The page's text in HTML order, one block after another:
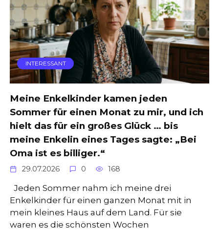
INTERESSANT
Meine Enkelkinder kamen jeden
Sommer für einen Monat zu mir, und ich
hielt das für ein großes Glück … bis
meine Enkelin eines Tages sagte: „Bei
Oma ist es billiger.“
29.07.2026 0 168
Jeden Sommer nahm ich meine drei
Enkelkinder für einen ganzen Monat mit in
mein kleines Haus auf dem Land. Für sie
waren es die schönsten Wochen